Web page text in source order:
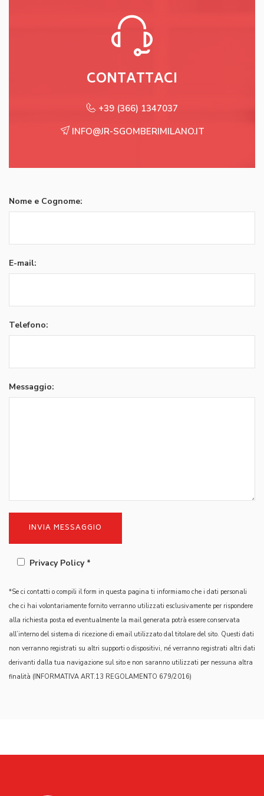
CONTATTACI
+39 (366) 1347037
INFO@JR-SGOMBERIMILANO.IT
Nome e Cognome:
E-mail:
Telefono:
Messaggio:
Privacy Policy *
*Se ci contatti o compili il form in questa pagina ti informiamo che i dati personali
che ci hai volontariamente fornito verranno utilizzati esclusivamente per rispondere
alla richiesta posta ed eventualmente la mail generata potrà essere conservata
all’interno del sistema di ricezione di email utilizzato dal titolare del sito. Questi dati
non verranno registrati su altri supporti o dispositivi, né verranno registrati altri dati
derivanti dalla tua navigazione sul sito e non saranno utilizzati per nessuna altra
finalità (INFORMATIVA ART.13 REGOLAMENTO 679/2016)